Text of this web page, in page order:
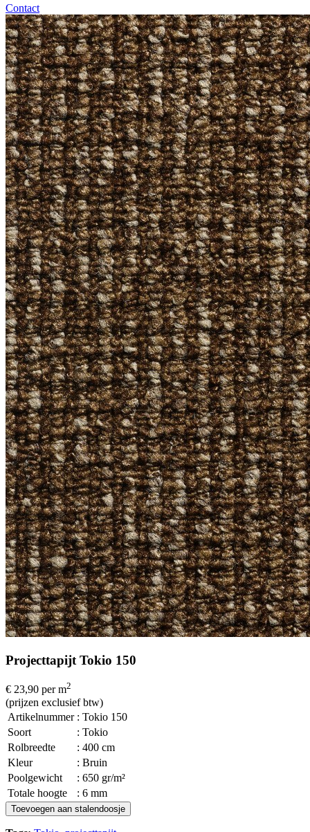
Contact
Projecttapijt Tokio 150
€ 23,90 per m2
(prijzen exclusief btw)
Artikelnummer : Tokio 150
Soort
: Tokio
Rolbreedte
: 400 cm
Kleur
: Bruin
Poolgewicht
: 650 gr/m²
Totale hoogte
: 6 mm
Toevoegen aan stalendoosje